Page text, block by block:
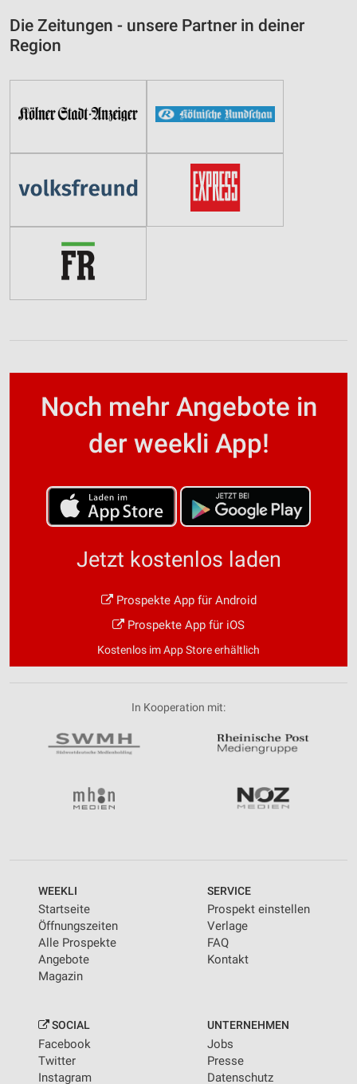
Die Zeitungen - unsere Partner in deiner
Region
Noch mehr Angebote in
der weekli App!
Jetzt kostenlos laden
Prospekte App für Android
Prospekte App für iOS
Kostenlos im App Store erhältlich
In Kooperation mit:
WEEKLI
Startseite
Öffnungszeiten
Alle Prospekte
Angebote
Magazin
SERVICE
Prospekt einstellen
Verlage
FAQ
Kontakt
SOCIAL
Facebook
Twitter
Instagram
UNTERNEHMEN
Jobs
Presse
Datenschutz
Funktional
Werbung